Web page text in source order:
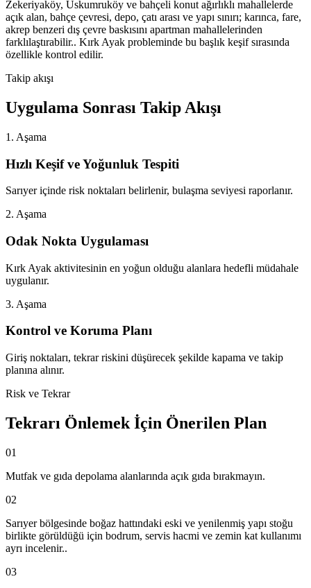
Zekeriyaköy, Uskumruköy ve bahçeli konut ağırlıklı mahallelerde
açık alan, bahçe çevresi, depo, çatı arası ve yapı sınırı; karınca, fare,
akrep benzeri dış çevre baskısını apartman mahallelerinden
farklılaştırabilir.. Kırk Ayak probleminde bu başlık keşif sırasında
özellikle kontrol edilir.
Takip akışı
Uygulama Sonrası Takip Akışı
1. Aşama
Hızlı Keşif ve Yoğunluk Tespiti
Sarıyer içinde risk noktaları belirlenir, bulaşma seviyesi raporlanır.
2. Aşama
Odak Nokta Uygulaması
Kırk Ayak aktivitesinin en yoğun olduğu alanlara hedefli müdahale
uygulanır.
3. Aşama
Kontrol ve Koruma Planı
Giriş noktaları, tekrar riskini düşürecek şekilde kapama ve takip
planına alınır.
Risk ve Tekrar
Tekrarı Önlemek İçin Önerilen Plan
01
Mutfak ve gıda depolama alanlarında açık gıda bırakmayın.
02
Sarıyer bölgesinde boğaz hattındaki eski ve yenilenmiş yapı stoğu
birlikte görüldüğü için bodrum, servis hacmi ve zemin kat kullanımı
ayrı incelenir..
03